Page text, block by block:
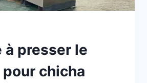
à presser le
chicha